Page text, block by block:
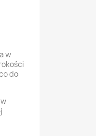
w
do